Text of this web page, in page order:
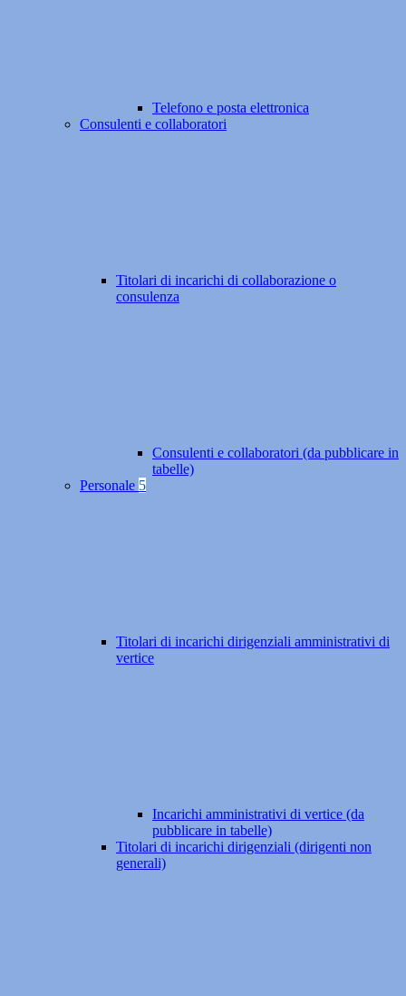
Telefono e posta elettronica
Consulenti e collaboratori
Titolari di incarichi di collaborazione o
consulenza
Consulenti e collaboratori (da pubblicare in
tabelle)
Personale 5
Titolari di incarichi dirigenziali amministrativi di
vertice
Incarichi amministrativi di vertice (da
pubblicare in tabelle)
Titolari di incarichi dirigenziali (dirigenti non
generali)